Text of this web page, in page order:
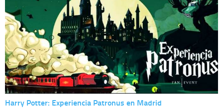
Harry Potter: Experiencia Patronus en Madrid